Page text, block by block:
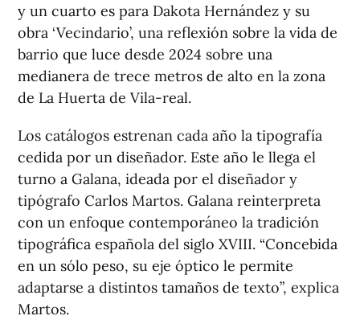
y un cuarto es para Dakota Hernández y su
obra ‘Vecindario’, una reflexión sobre la vida de
barrio que luce desde 2024 sobre una
medianera de trece metros de alto en la zona
de La Huerta de Vila-real.
Los catálogos estrenan cada año la tipografía
cedida por un diseñador. Este año le llega el
turno a Galana, ideada por el diseñador y
tipógrafo Carlos Martos. Galana reinterpreta
con un enfoque contemporáneo la tradición
tipográfica española del siglo XVIII. “Concebida
en un sólo peso, su eje óptico le permite
adaptarse a distintos tamaños de texto”, explica
Martos.